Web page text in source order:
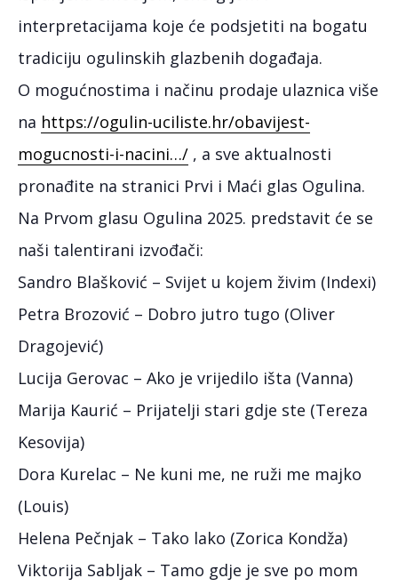
interpretacijama koje će podsjetiti na bogatu
tradiciju ogulinskih glazbenih događaja.
O mogućnostima i načinu prodaje ulaznica više
na https://ogulin-uciliste.hr/obavijest-
mogucnosti-i-nacini…/ , a sve aktualnosti
pronađite na stranici Prvi i Maći glas Ogulina.
Na Prvom glasu Ogulina 2025. predstavit će se
naši talentirani izvođači:
Sandro Blašković – Svijet u kojem živim (Indexi)
Petra Brozović – Dobro jutro tugo (Oliver
Dragojević)
Lucija Gerovac – Ako je vrijedilo išta (Vanna)
Marija Kaurić – Prijatelji stari gdje ste (Tereza
Kesovija)
Dora Kurelac – Ne kuni me, ne ruži me majko
(Louis)
Helena Pečnjak – Tako lako (Zorica Kondža)
Viktorija Sabljak – Tamo gdje je sve po mom